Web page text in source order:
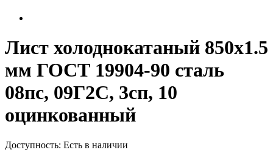
Лист холоднокатаный 850x1.5
мм ГОСТ 19904-90 сталь
08пс, 09Г2С, 3сп, 10
оцинкованный
Доступность: Есть в наличии